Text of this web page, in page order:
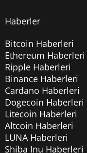
Haberler
Bitcoin Haberleri
Ethereum Haberleri
Ripple Haberleri
Binance Haberleri
Cardano Haberleri
Dogecoin Haberleri
Litecoin Haberleri
Altcoin Haberleri
LUNA Haberleri
Shiba Inu Haberleri